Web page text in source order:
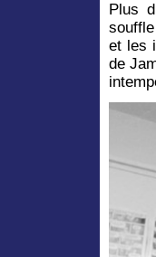
Plus
et les
de